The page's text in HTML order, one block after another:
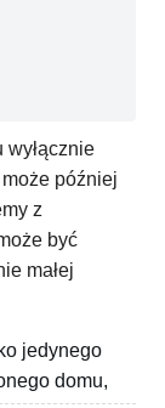
wyłącznie
później
z
być
małej
jedynego
domu,